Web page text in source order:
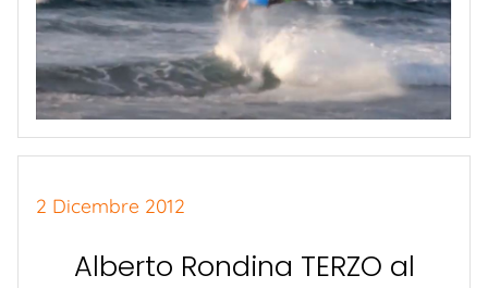
2 Dicembre 2012
Alberto Rondina TERZO al